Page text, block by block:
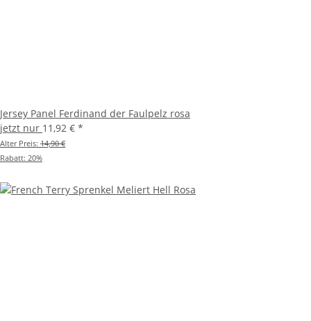
Jersey Panel Ferdinand der Faulpelz rosa
jetzt nur 11,92 € *
Alter Preis: 14,90 €
Rabatt: 20%